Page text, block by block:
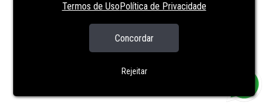
Termos de UsoPolítica de Privacidade
Concordar
Rejeitar